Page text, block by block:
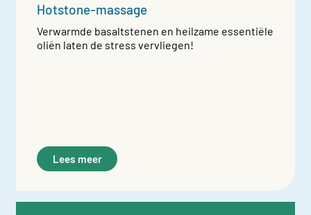
Hotstone-massage
Verwarmde basaltstenen en heilzame essentiële
oliën laten de stress vervliegen!
Lees meer